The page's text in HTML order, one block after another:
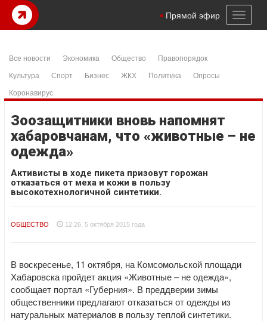
Toggle
Прямой эфир
Все новости Экономика Общество
Правопорядок
Культура
Спорт Бизнес ЖКХ Политика
Опросы
Коронавирус
Зоозащитники вновь напомнят
хабаровчанам, что «животные – не
одежда»
Активисты в ходе пикета призовут горожан
отказаться от меха и кожи в пользу
высокотехнологичной синтетики.
ОБЩЕСТВО 12:26, 5 октября 2015 года
В воскресенье, 11 октября, на Комсомольской площади
Хабаровска пройдет акция «Животные – не одежда»,
сообщает портал «Губерния». В преддверии зимы
общественники предлагают отказаться от одежды из
натуральных материалов в пользу теплой синтетики.